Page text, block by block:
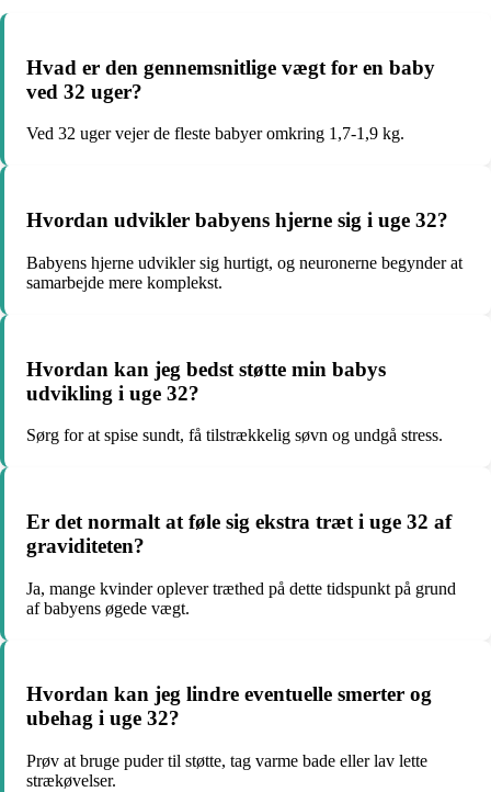
Hvad er den gennemsnitlige vægt for en baby
ved 32 uger?
Ved 32 uger vejer de fleste babyer omkring 1,7-1,9 kg.
Hvordan udvikler babyens hjerne sig i uge 32?
Babyens hjerne udvikler sig hurtigt, og neuronerne begynder at
samarbejde mere komplekst.
Hvordan kan jeg bedst støtte min babys
udvikling i uge 32?
Sørg for at spise sundt, få tilstrækkelig søvn og undgå stress.
Er det normalt at føle sig ekstra træt i uge 32 af
graviditeten?
Ja, mange kvinder oplever træthed på dette tidspunkt på grund
af babyens øgede vægt.
Hvordan kan jeg lindre eventuelle smerter og
ubehag i uge 32?
Prøv at bruge puder til støtte, tag varme bade eller lav lette
strækøvelser.